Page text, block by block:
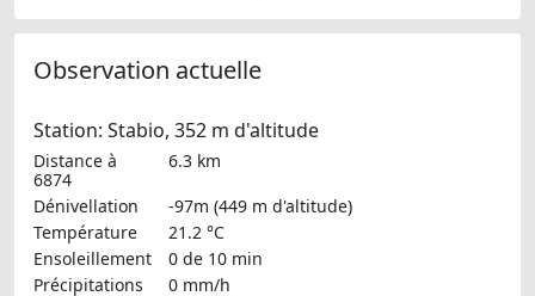
Observation actuelle
Station: Stabio, 352 m d'altitude
Distance à
6874
6.3 km
Dénivellation
-97m (449 m d'altitude)
Température
21.2 °C
Ensoleillement
0 de 10 min
Précipitations
0 mm/h